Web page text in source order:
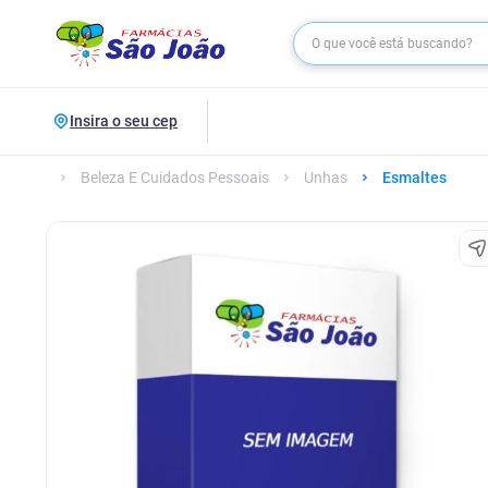
Insira o seu cep
Beleza E Cuidados Pessoais Unhas Esmaltes